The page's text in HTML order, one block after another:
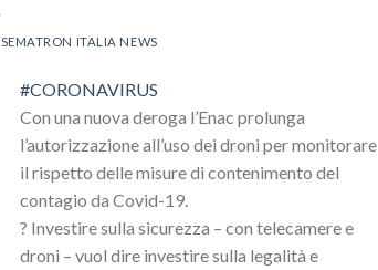
SEMATRON ITALIA NEWS
#CORONAVIRUS
Con una nuova deroga l’Enac prolunga
l’autorizzazione all’uso dei droni per monitorare
il rispetto delle misure di contenimento del
contagio da Covid-19.
? Investire sulla sicurezza – con telecamere e
droni – vuol dire investire sulla legalità e